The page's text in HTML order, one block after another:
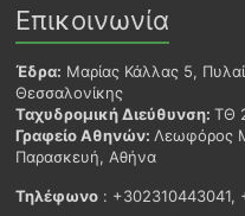
Επικοινωνία
Έδρα: Μαρίας Κάλλας 5,
Θεσσαλονίκης
Ταχυδρομική Διεύθυνση:ΤΘ
Γραφείο Αθηνών: Λεωφόρος
Παρασκευή, Αθήνα
Τηλέφωνο : +302310443041,